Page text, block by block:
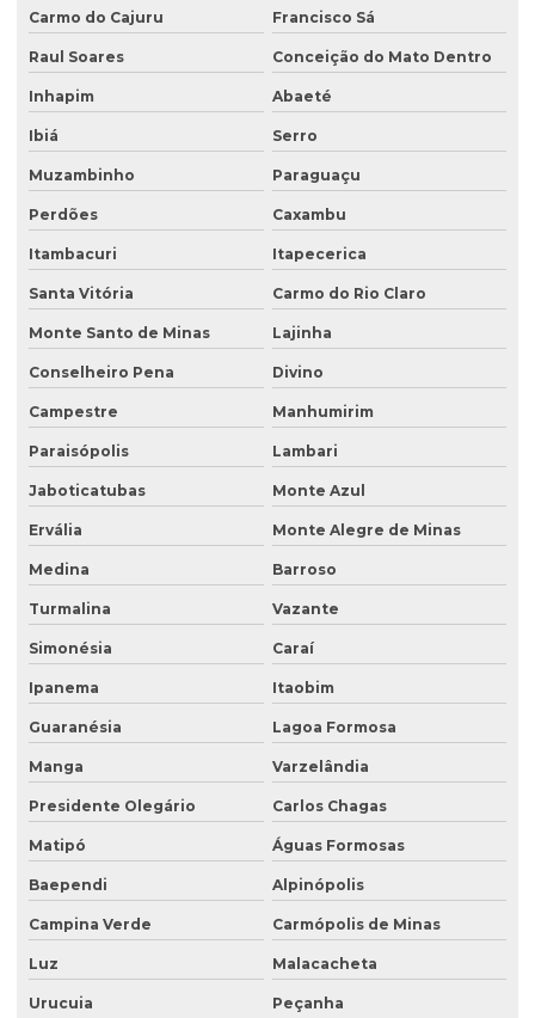
Monitoramento de efluentes
Monitoramento de efluentes líquidos
Passivo ambiental investigação detalhada
Perfuração de poço de monitoramento
Plano de monitoramento de efluentes
Plano de recuperação de área degradada
Plano de recuperação de área degradada pela mineração
Poço de monitoramento
Poço de monitoramento afogado
Poço de monitoramento de água subterrânea
Poço de monitoramento ambiental
Poço de monitoramento de lençol freático
Poço de monitoramento multinível
Poço de monitoramento posto de combustível
Programa de monitoramento de efluentes líquidos
Projeto recuperação de área degradada
Projeto de recuperação de área degradada prad
Recuperação de área degradada por garimpo
Recuperação de área degradada pela agricultura
Recuperação de área degradada pela mineração
Recuperação de áreas ambientais degradadas
Recuperação de áreas ambientalmente degradadas
Carmo do Cajuru Francisco Sá
Raul Soares Conceição do Mato Dentro
Inhapim Abaeté
Ibiá Serro
Muzambinho Paraguaçu
Perdões Caxambu
Itambacuri Itapecerica
Santa Vitória Carmo do Rio Claro
Monte Santo de Minas Lajinha
Conselheiro Pena Divino
Campestre Manhumirim
Paraisópolis Lambari
Jaboticatubas Monte Azul
Ervália Monte Alegre de Minas
Medina Barroso
Turmalina Vazante
Simonésia Caraí
Ipanema Itaobim
Guaranésia Lagoa Formosa
Manga Varzelândia
Presidente Olegário Carlos Chagas
Matipó Águas Formosas
Baependi Alpinópolis
Campina Verde Carmópolis de Minas
Luz Malacacheta
Urucuia Peçanha